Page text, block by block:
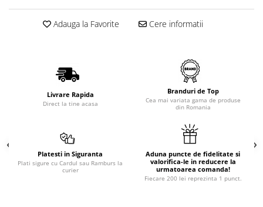
Adauga la Favorite Cere informatii
Livrare Rapida
Direct la tine acasa
Branduri de Top
Cea mai variata gama de produse
din Romania
Platesti in Siguranta
Plati sigure cu Cardul sau Ramburs la
curier
Aduna puncte de fidelitate si
valorifica-le in reducere la
urmatoarea comanda!
Fiecare 200 lei reprezinta 1 punct.